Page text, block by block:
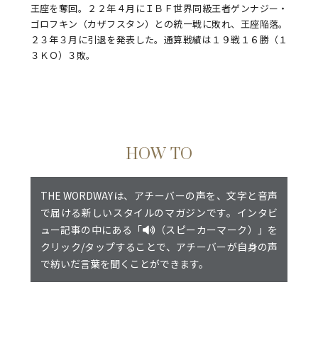
王座を奪回。２２年４月にＩＢＦ世界同級王者ゲンナジー・
ゴロフキン（カザフスタン）との統一戦に敗れ、王座陥落。
２３年３月に引退を発表した。通算戦績は１９戦１６勝（１
３ＫＯ）３敗。
HOW TO
THE WORDWAYは、アチーバーの声を、文字と音声
で届ける新しいスタイルのマガジンです。インタビ
ュー記事の中にある「
（スピーカーマーク）」を
クリック/タップすることで、アチーバーが自身の声
で紡いだ言葉を聞くことができます。